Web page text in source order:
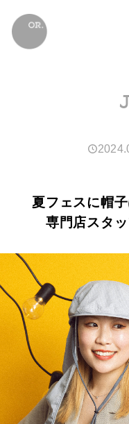
夏フェスに帽
専門店スタ